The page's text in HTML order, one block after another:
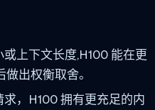
上下文长度,H100 能在更
出权衡取舍。
，H100 拥有更充足的内